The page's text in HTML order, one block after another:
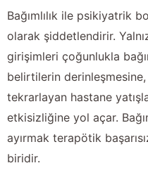
Bağımlılık ile psikiyatrik
olarak şiddetlendirir.
girişimleri çoğunlukla
belirtilerin
tekrarlayan hastane
etkisizliğine yol açar.
ayırmak terapötik
biridir.